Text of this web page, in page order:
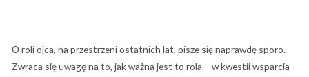
O roli ojca, na przestrzeni ostatnich lat, pisze się naprawdę sporo.
Zwraca się uwagę na to, jak ważna jest to rola – w kwestii wsparcia